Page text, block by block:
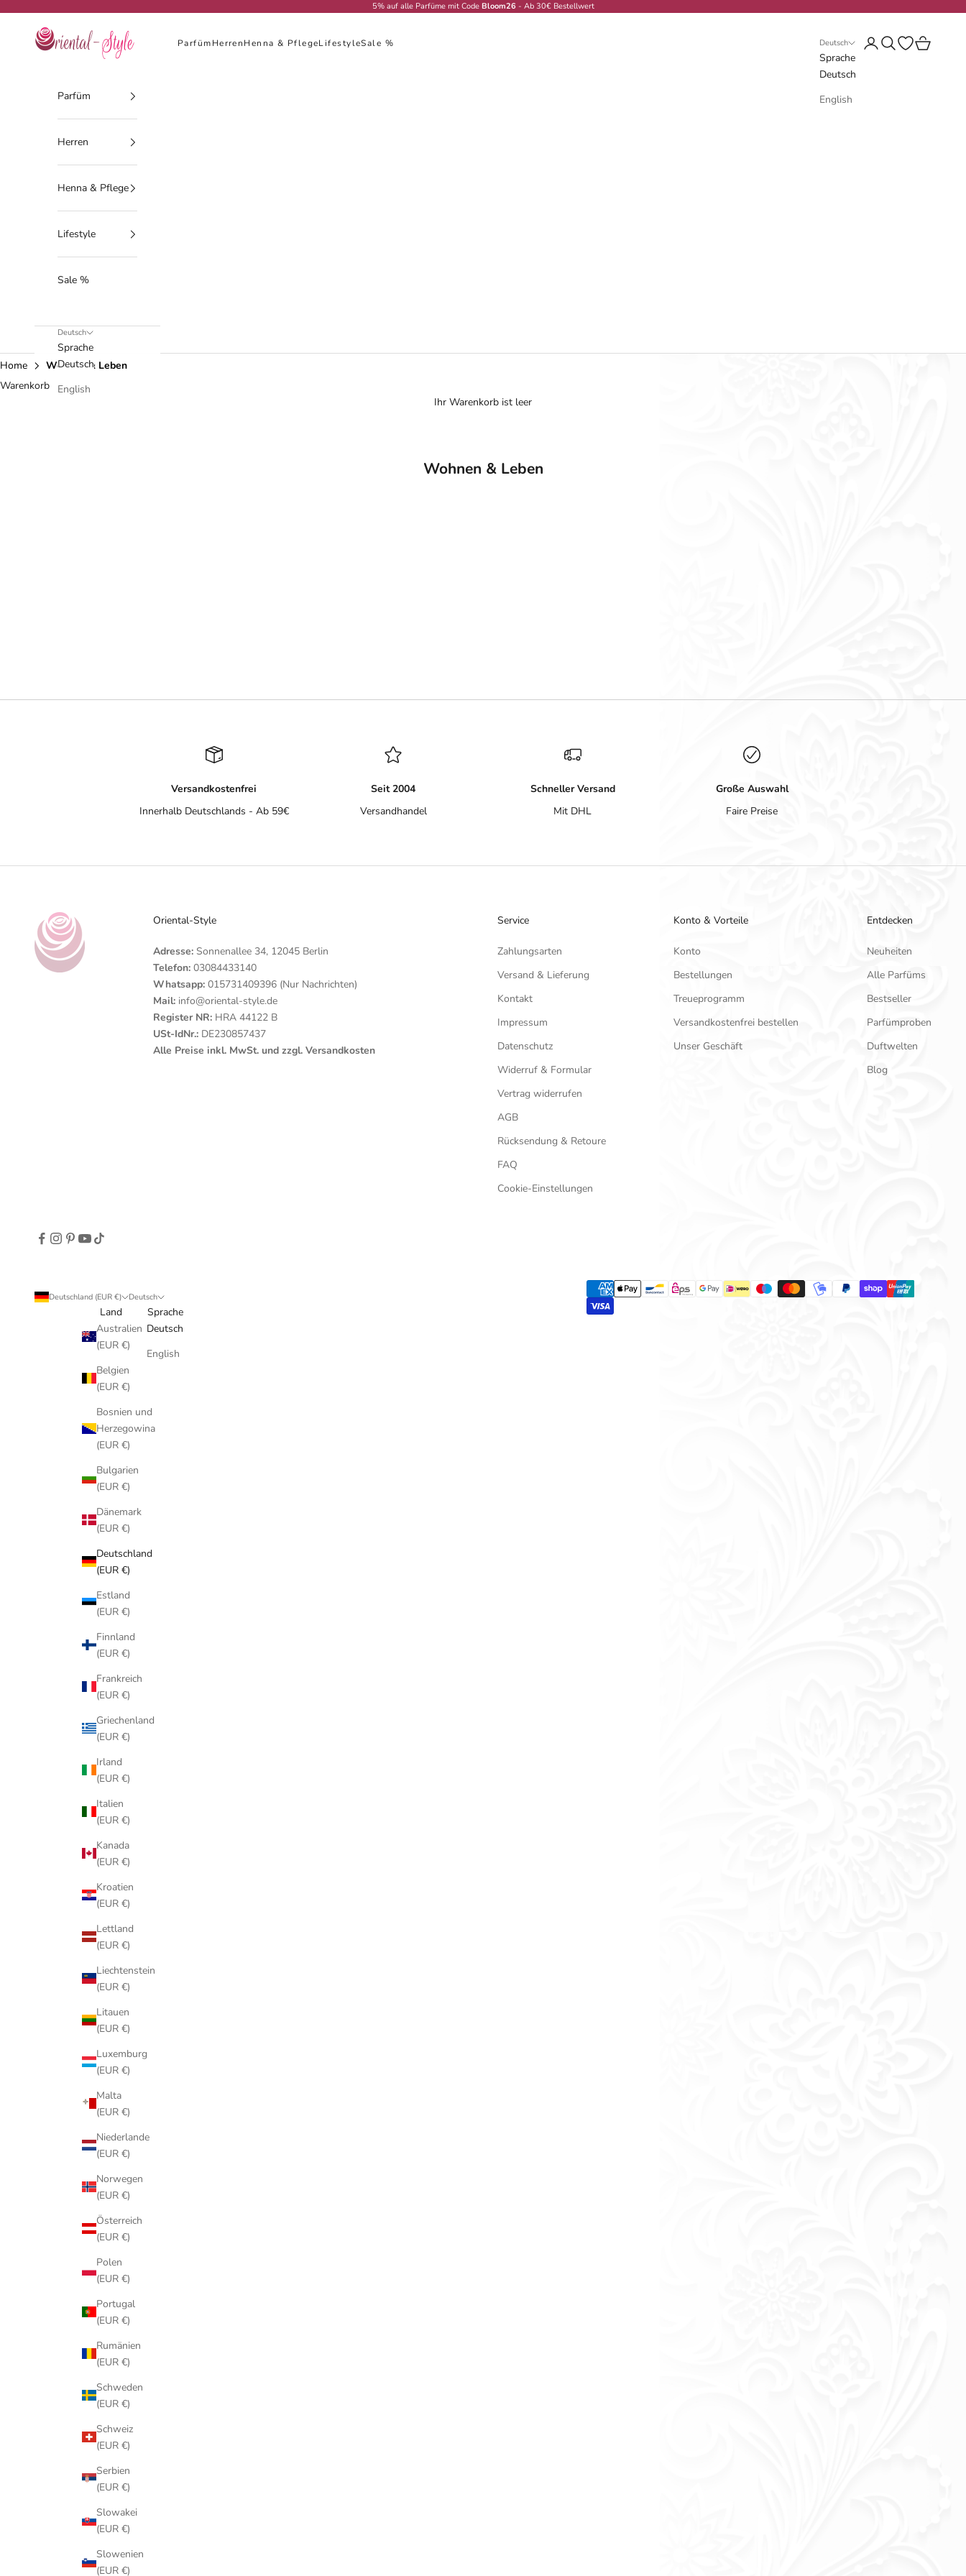
5% auf alle Parfüme mit Code Bloom26- Ab 30€ Bestellwert
Oriental-Style
ParfümHerrenHenna & PflegeLifestyleSale % Deutsch
Sprache
Deutsch
English
Anmelden
SuchenWunschliste
Warenkorb
Parfüm
Herren
Henna & Pflege
Lifestyle
Sale %
Deutsch
Sprache
Deutsch
English
Home
Wohnen & Leben
Warenkorb
Ihr Warenkorb ist leer
Wohnen & Leben
Versandkostenfrei
Innerhalb Deutschlands - Ab 59€
Seit 2004
Versandhandel
Schneller Versand
Mit DHL
Große Auswahl
Faire Preise
Oriental-Style
Adresse:Sonnenallee 34, 12045 Berlin
Telefon:03084433140
Whatsapp:015731409396 (Nur Nachrichten)
Mail:info@oriental-style.de
Register NR: HRA 44122 B
USt-IdNr.: DE230857437
Alle Preise inkl. MwSt. und zzgl. Versandkosten
Service
Zahlungsarten
Versand & Lieferung
Kontakt
Impressum
Datenschutz
Widerruf & Formular
Vertrag widerrufen
AGB
Rücksendung & Retoure
FAQ
Cookie-Einstellungen
Konto & Vorteile
Konto
Bestellungen
Treueprogramm
Versandkostenfrei bestellen
Unser Geschäft
Entdecken
Neuheiten
Alle Parfüms
Bestseller
Parfümproben
Duftwelten
Blog
Deutschland (EUR €)
Land
Australien
(EUR €)
Belgien
(EUR €)
Bosnien und
Herzegowina
(EUR €)
Bulgarien
(EUR €)
Dänemark
(EUR €)
Deutschland
(EUR €)
Estland
(EUR €)
Finnland
(EUR €)
Frankreich
(EUR €)
Griechenland
(EUR €)
Irland
(EUR €)
Italien
(EUR €)
Kanada
(EUR €)
Kroatien
(EUR €)
Lettland
(EUR €)
Liechtenstein
(EUR €)
Litauen
(EUR €)
Luxemburg
(EUR €)
Malta
(EUR €)
Niederlande
(EUR €)
Norwegen
(EUR €)
Österreich
(EUR €)
Polen
(EUR €)
Portugal
(EUR €)
Rumänien
(EUR €)
Schweden
(EUR €)
Schweiz
(EUR €)
Serbien
(EUR €)
Slowakei
(EUR €)
Slowenien
(EUR €)
Deutsch
Sprache
Deutsch
English